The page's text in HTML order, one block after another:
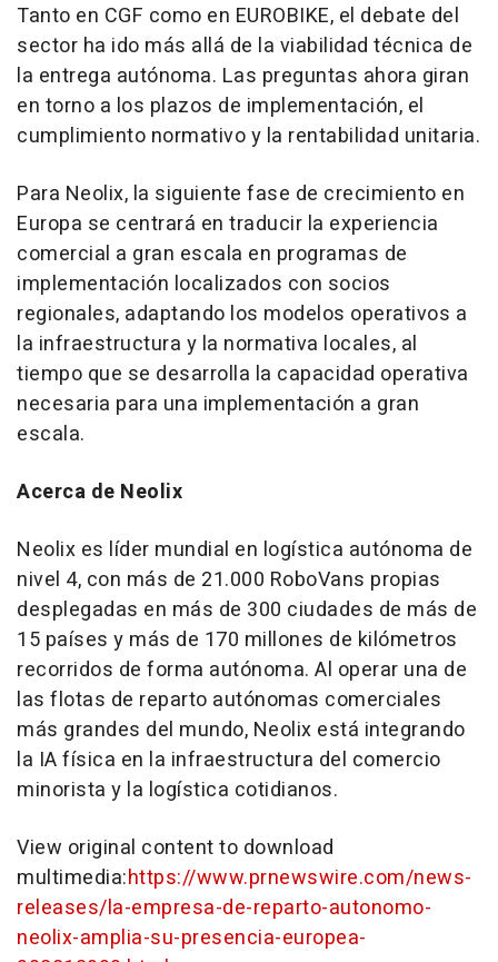
Tanto en CGF como en EUROBIKE, el debate del
sector ha ido más allá de la viabilidad técnica de
la entrega autónoma. Las preguntas ahora giran
en torno a los plazos de implementación, el
cumplimiento normativo y la rentabilidad unitaria.
Para Neolix, la siguiente fase de crecimiento en
Europa se centrará en traducir la experiencia
comercial a gran escala en programas de
implementación localizados con socios
regionales, adaptando los modelos operativos a
la infraestructura y la normativa locales, al
tiempo que se desarrolla la capacidad operativa
necesaria para una implementación a gran
escala.
Acerca de Neolix
Neolix es líder mundial en logística autónoma de
nivel 4, con más de 21.000 RoboVans propias
desplegadas en más de 300 ciudades de más de
15 países y más de 170 millones de kilómetros
recorridos de forma autónoma. Al operar una de
las flotas de reparto autónomas comerciales
más grandes del mundo, Neolix está integrando
la IA física en la infraestructura del comercio
minorista y la logística cotidianos.
View original content to download
multimedia:https://www.prnewswire.com/news-
releases/la-empresa-de-reparto-autonomo-
neolix-amplia-su-presencia-europea-